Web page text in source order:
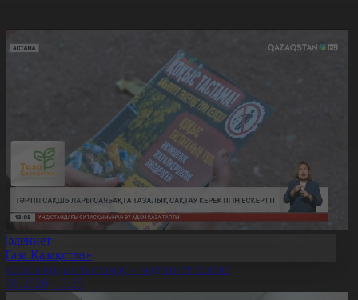
Қазақстан»
қоқыс тастамау – мәдениет белгісі
13:25